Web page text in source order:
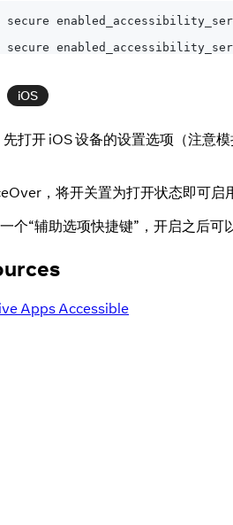
iOS
打开 iOS 设备的设置选项（注意
，将开关置为打开状态即可启
个“辅助选项快捷键”，开启之后
Apps Accessible